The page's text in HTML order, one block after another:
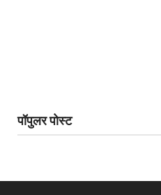
पॉपुलर पोस्ट